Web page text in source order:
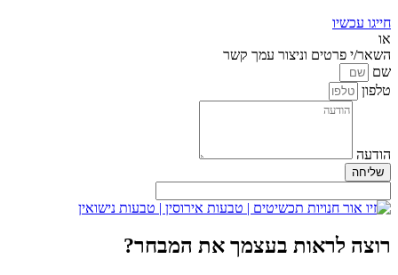
חייגו עכשיו
או
השאר/י פרטים וניצור עמך קשר
שם
טלפון
הודעה
שליחה
רוצה לראות בעצמך את המבחר?